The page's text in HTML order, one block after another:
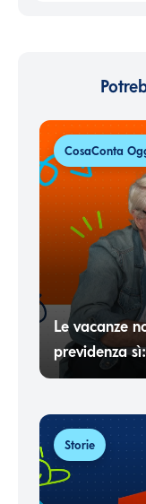
CosaConta
Le vacanze
previdenza
Storie